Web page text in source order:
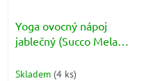
Yoga ovocný nápoj
jablečný (Succo Mela
Skladem (4 ks)